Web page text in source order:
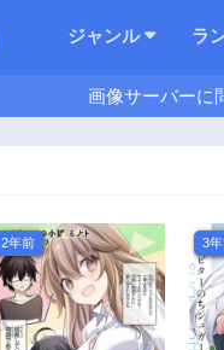
ジャンル ラ
画像サーバーに
2年前 3